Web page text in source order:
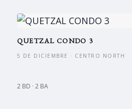
QUETZAL CONDO 3
5 DE DICIEMBRE · CENTRO NORTH
2 BD · 2 BA